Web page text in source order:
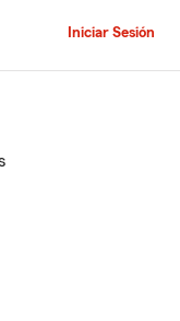
Iniciar Sesión